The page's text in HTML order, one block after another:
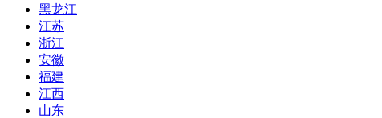
黑龙江
江苏
浙江
安徽
福建
江西
山东